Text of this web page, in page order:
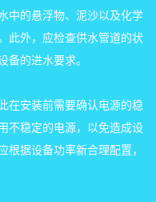
中的悬浮物、泥沙以及化学
此外，应检查供水管道的状
备的进水要求。
在安装前需要确认电源的稳
不稳定的电源，以免造成设
据设备功率新合理配置，